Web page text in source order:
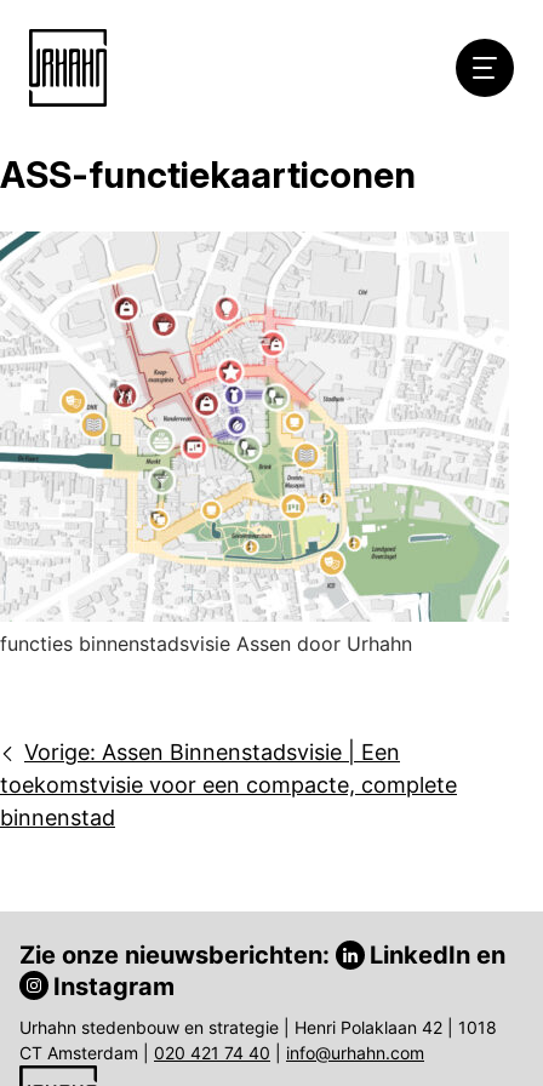
Naar
ASS-functiekaarticonen
functies binnenstadsvisie Assen door Urhahn
Bericht
navigatie
Vorige: Assen Binnenstadsvisie | Een
toekomstvisie voor een compacte, complete
binnenstad
Zie onze nieuwsberichten: LinkedIn en
Instagram
Urhahn stedenbouw en strategie | Henri Polaklaan 42 | 1018
CT Amsterdam | 020 421 74 40 info@urhahn.com